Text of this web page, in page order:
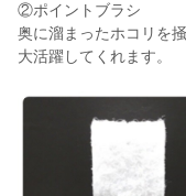
②ポイントブラシ
奥に溜まったホコリを
大活躍してくれます。